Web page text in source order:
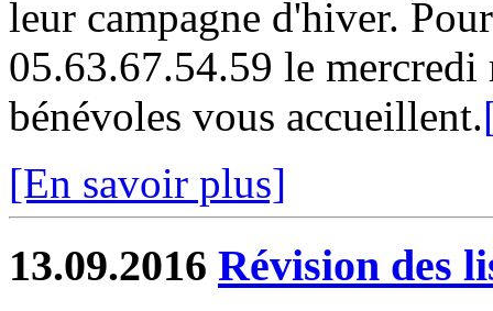
leur campagne d'hiver.
05.63.67.54.59 le mercredi
bénévoles vous accueillent.
[En savoir plus]
13.09.2016 Révision des